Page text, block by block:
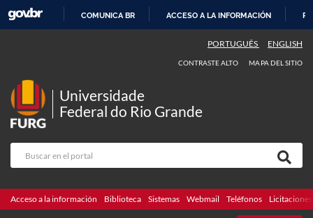
CONTENIDO
COMUNICA BR ACCESO A LA INFORMACIÓN
PORTUGUÊS ENGLISH
CONTRASTE ALTO MAPA DEL SITIO
Universidade
Federal do Rio Grande
Acceso a la información Biblioteca Sistemas Webmail Teléfonos Licitaciones